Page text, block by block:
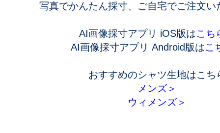
写真でかんたん採寸、ご自宅でご注文い
AI画像採寸アプリ iOS版はこち
AI画像採寸アプリ Android版はこ
おすすめのシャツ生地はこち
メンズ＞
ウィメンズ＞